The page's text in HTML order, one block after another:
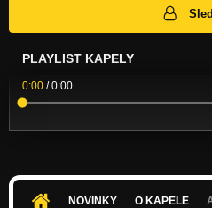
PLAYLIST KAPELY
0:00 /0:00
NOVINKY O KAPELE